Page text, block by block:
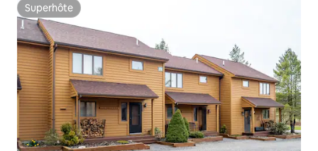
Superhôte
Superhôte